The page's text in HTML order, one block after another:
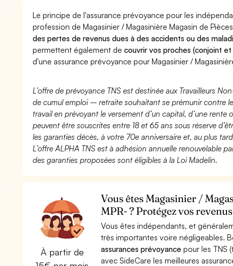
Le principe de l'assurance prévoyance pour les
profession de Magasinier / Magasinière Magasin de
des pertes de revenus dues à des accidents ou des
permettent également decouvrir vos proches (conjoint
d'une assurance prévoyance pour Magasinier /
L’offre de prévoyance TNS est destinée aux Travailleurs
de cumul emploi – retraite souhaitant se prémunir contre
travail en prévoyant le versement d’un capital, d’une rente
peuvent être souscrites entre 18 et 65 ans sous réserve
les garanties décès, à votre 70e anniversaire et, au plus
L’offre ALPHA TNS est à adhésion annuelle renouvelable
des garanties proposées sont éligibles à la Loi Madelin.
À partir de
Vous êtes Magasinier /
MPR- ? Protégez vos
Vous êtes indépendants, et
très importantes voire négligeables.
assurances prévoyancepour les TNS
avec SideCare les meilleures